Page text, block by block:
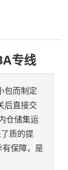
专线
包而制定
后直接交
仓储集运
质的提
保障，是